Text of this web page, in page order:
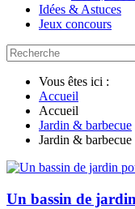
Idées & Astuces
Jeux concours
Vous êtes ici :
Accueil
Accueil
Jardin & barbecue
Jardin & barbecue
Un bassin de